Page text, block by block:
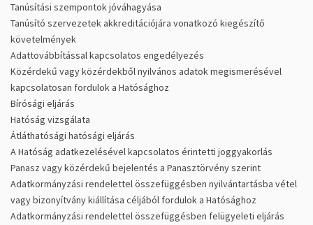
Tanúsítási szempontok jóváhagyása
Tanúsító szervezetek akkreditációjára vonatkozó kiegészítő
követelmények
Adattovábbítással kapcsolatos engedélyezés
Közérdekű vagy közérdekből nyilvános adatok megismerésével
kapcsolatosan fordulok a Hatósághoz
Bírósági eljárás
Hatóság vizsgálata
Átláthatósági hatósági eljárás
A Hatóság adatkezelésével kapcsolatos érintetti joggyakorlás
Panasz vagy közérdekű bejelentés a Panasztörvény szerint
Adatkormányzási rendelettel összefüggésben nyilvántartásba vétel
vagy bizonyítvány kiállítása céljából fordulok a Hatósághoz
Adatkormányzási rendelettel összefüggésben felügyeleti eljárás